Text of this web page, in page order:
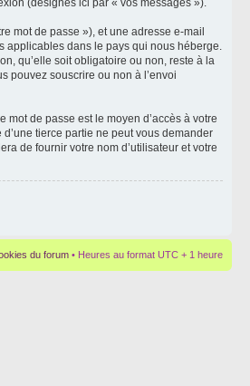
(désignés ici par « vos messages »).
mot de passe »), et une adresse e-mail
applicables dans le pays qui nous héberge.
qu’elle soit obligatoire ou non, reste à la
pouvez souscrire ou non à l’envoi
de passe est le moyen d’accès à votre
tierce partie ne peut vous demander
de fournir votre nom d’utilisateur et votre
du forum • Heures au format UTC + 1 heure